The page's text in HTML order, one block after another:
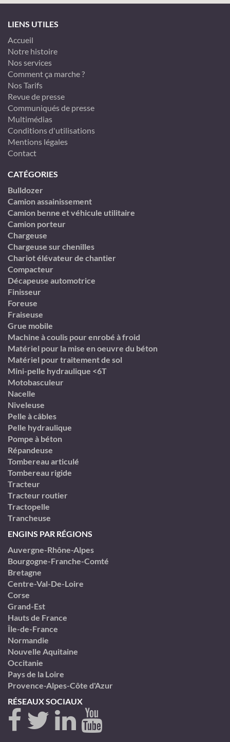
LIENS UTILES
Accueil
Notre histoire
Nos services
Comment ça marche ?
Nos Tarifs
Revue de presse
Communiqués de presse
Multimédias
Conditions d'utilisations
Mentions légales
Contact
CATÉGORIES
Bulldozer
Camion assainissement
Camion benne et véhicule utilitaire
Camion porteur
Chargeuse
Chargeuse sur chenilles
Chariot élévateur de chantier
Compacteur
Décapeuse automotrice
Finisseur
Foreuse
Fraiseuse
Grue mobile
Machine à coulis pour enrobé à froid
Matériel pour la mise en oeuvre du béton
Matériel pour traitement de sol
Mini-pelle hydraulique <6T
Motobasculeur
Nacelle
Niveleuse
Pelle à câbles
Pelle hydraulique
Pompe à béton
Répandeuse
Tombereau articulé
Tombereau rigide
Tracteur
Tracteur routier
Tractopelle
Trancheuse
ENGINS PAR RÉGIONS
Auvergne-Rhône-Alpes
Bourgogne-Franche-Comté
Bretagne
Centre-Val-De-Loire
Corse
Grand-Est
Hauts de France
Île-de-France
Normandie
Nouvelle Aquitaine
Occitanie
Pays de la Loire
Provence-Alpes-Côte d'Azur
RÉSEAUX SOCIAUX